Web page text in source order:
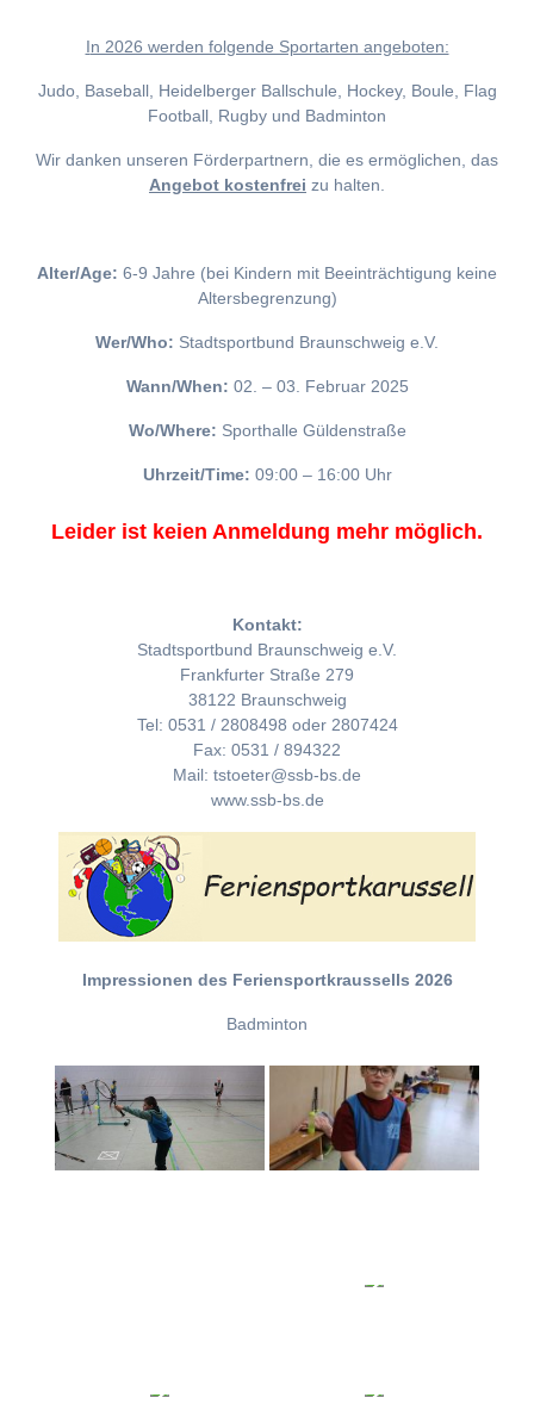
In 2026 werden folgende Sportarten angeboten:
Judo, Baseball, Heidelberger Ballschule, Hockey, Boule, Flag
Football, Rugby und Badminton
Wir danken unseren Förderpartnern, die es ermöglichen, das
Angebot kostenfrei zu halten.
Alter/Age: 6-9 Jahre (bei Kindern mit Beeinträchtigung keine
Altersbegrenzung)
Wer/Who: Stadtsportbund Braunschweig e.V.
Wann/When: 02. – 03. Februar 2025
Wo/Where: Sporthalle Güldenstraße
Uhrzeit/Time: 09:00 – 16:00 Uhr
Leider ist keien Anmeldung mehr möglich.
Kontakt:
Stadtsportbund Braunschweig e.V.
Frankfurter Straße 279
38122 Braunschweig
Tel: 0531 / 2808498 oder 2807424
Fax: 0531 / 894322
Mail: tstoeter@ssb-bs.de
www.ssb-bs.de
Impressionen des Feriensportkraussells 2026
Badminton